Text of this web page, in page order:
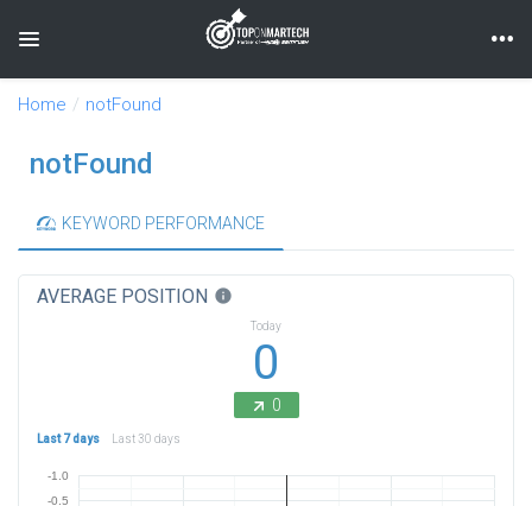
Toggle navigation
Home notFound
notFound
KEYWORD PERFORMANCE
AVERAGE POSITION info
Today
0
0
Last 7 days Last 30 days
-1.0
-0.5